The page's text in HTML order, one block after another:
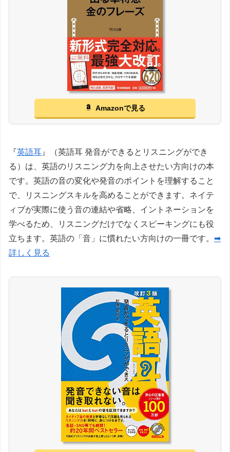
Amazonで見る
『英語耳』（英語耳 発音ができるとリスニングができ
る）は、英語のリスニング力を向上させたい方向けの本
です。英語の音の変化や発音のポイントを理解すること
で、リスニングスキルを高めることができます。ネイテ
ィブが実際に使う音の連結や省略、イントネーションを
学べるため、リスニングだけでなくスピーキングにも役
立ちます。英語の「音」に慣れたい方向けの一冊です。 ➡
詳しく見る